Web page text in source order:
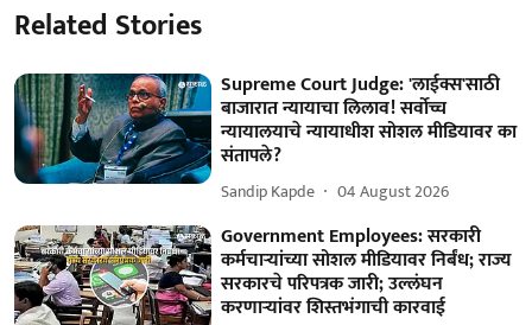
Related Stories
Supreme Court Judge: 'लाईक्स'साठी
बाजारात न्यायाचा लिलाव! सर्वोच्च
न्यायालयाचे न्यायाधीश सोशल मीडियावर का
संतापले?
Sandip Kapde 04 August 2026
Government Employees: सरकारी
कर्मचाऱ्यांच्या सोशल मीडियावर निर्बंध; राज्य
सरकारचे परिपत्रक जारी; उल्लंघन
करणाऱ्यांवर शिस्तभंगाची कारवाई